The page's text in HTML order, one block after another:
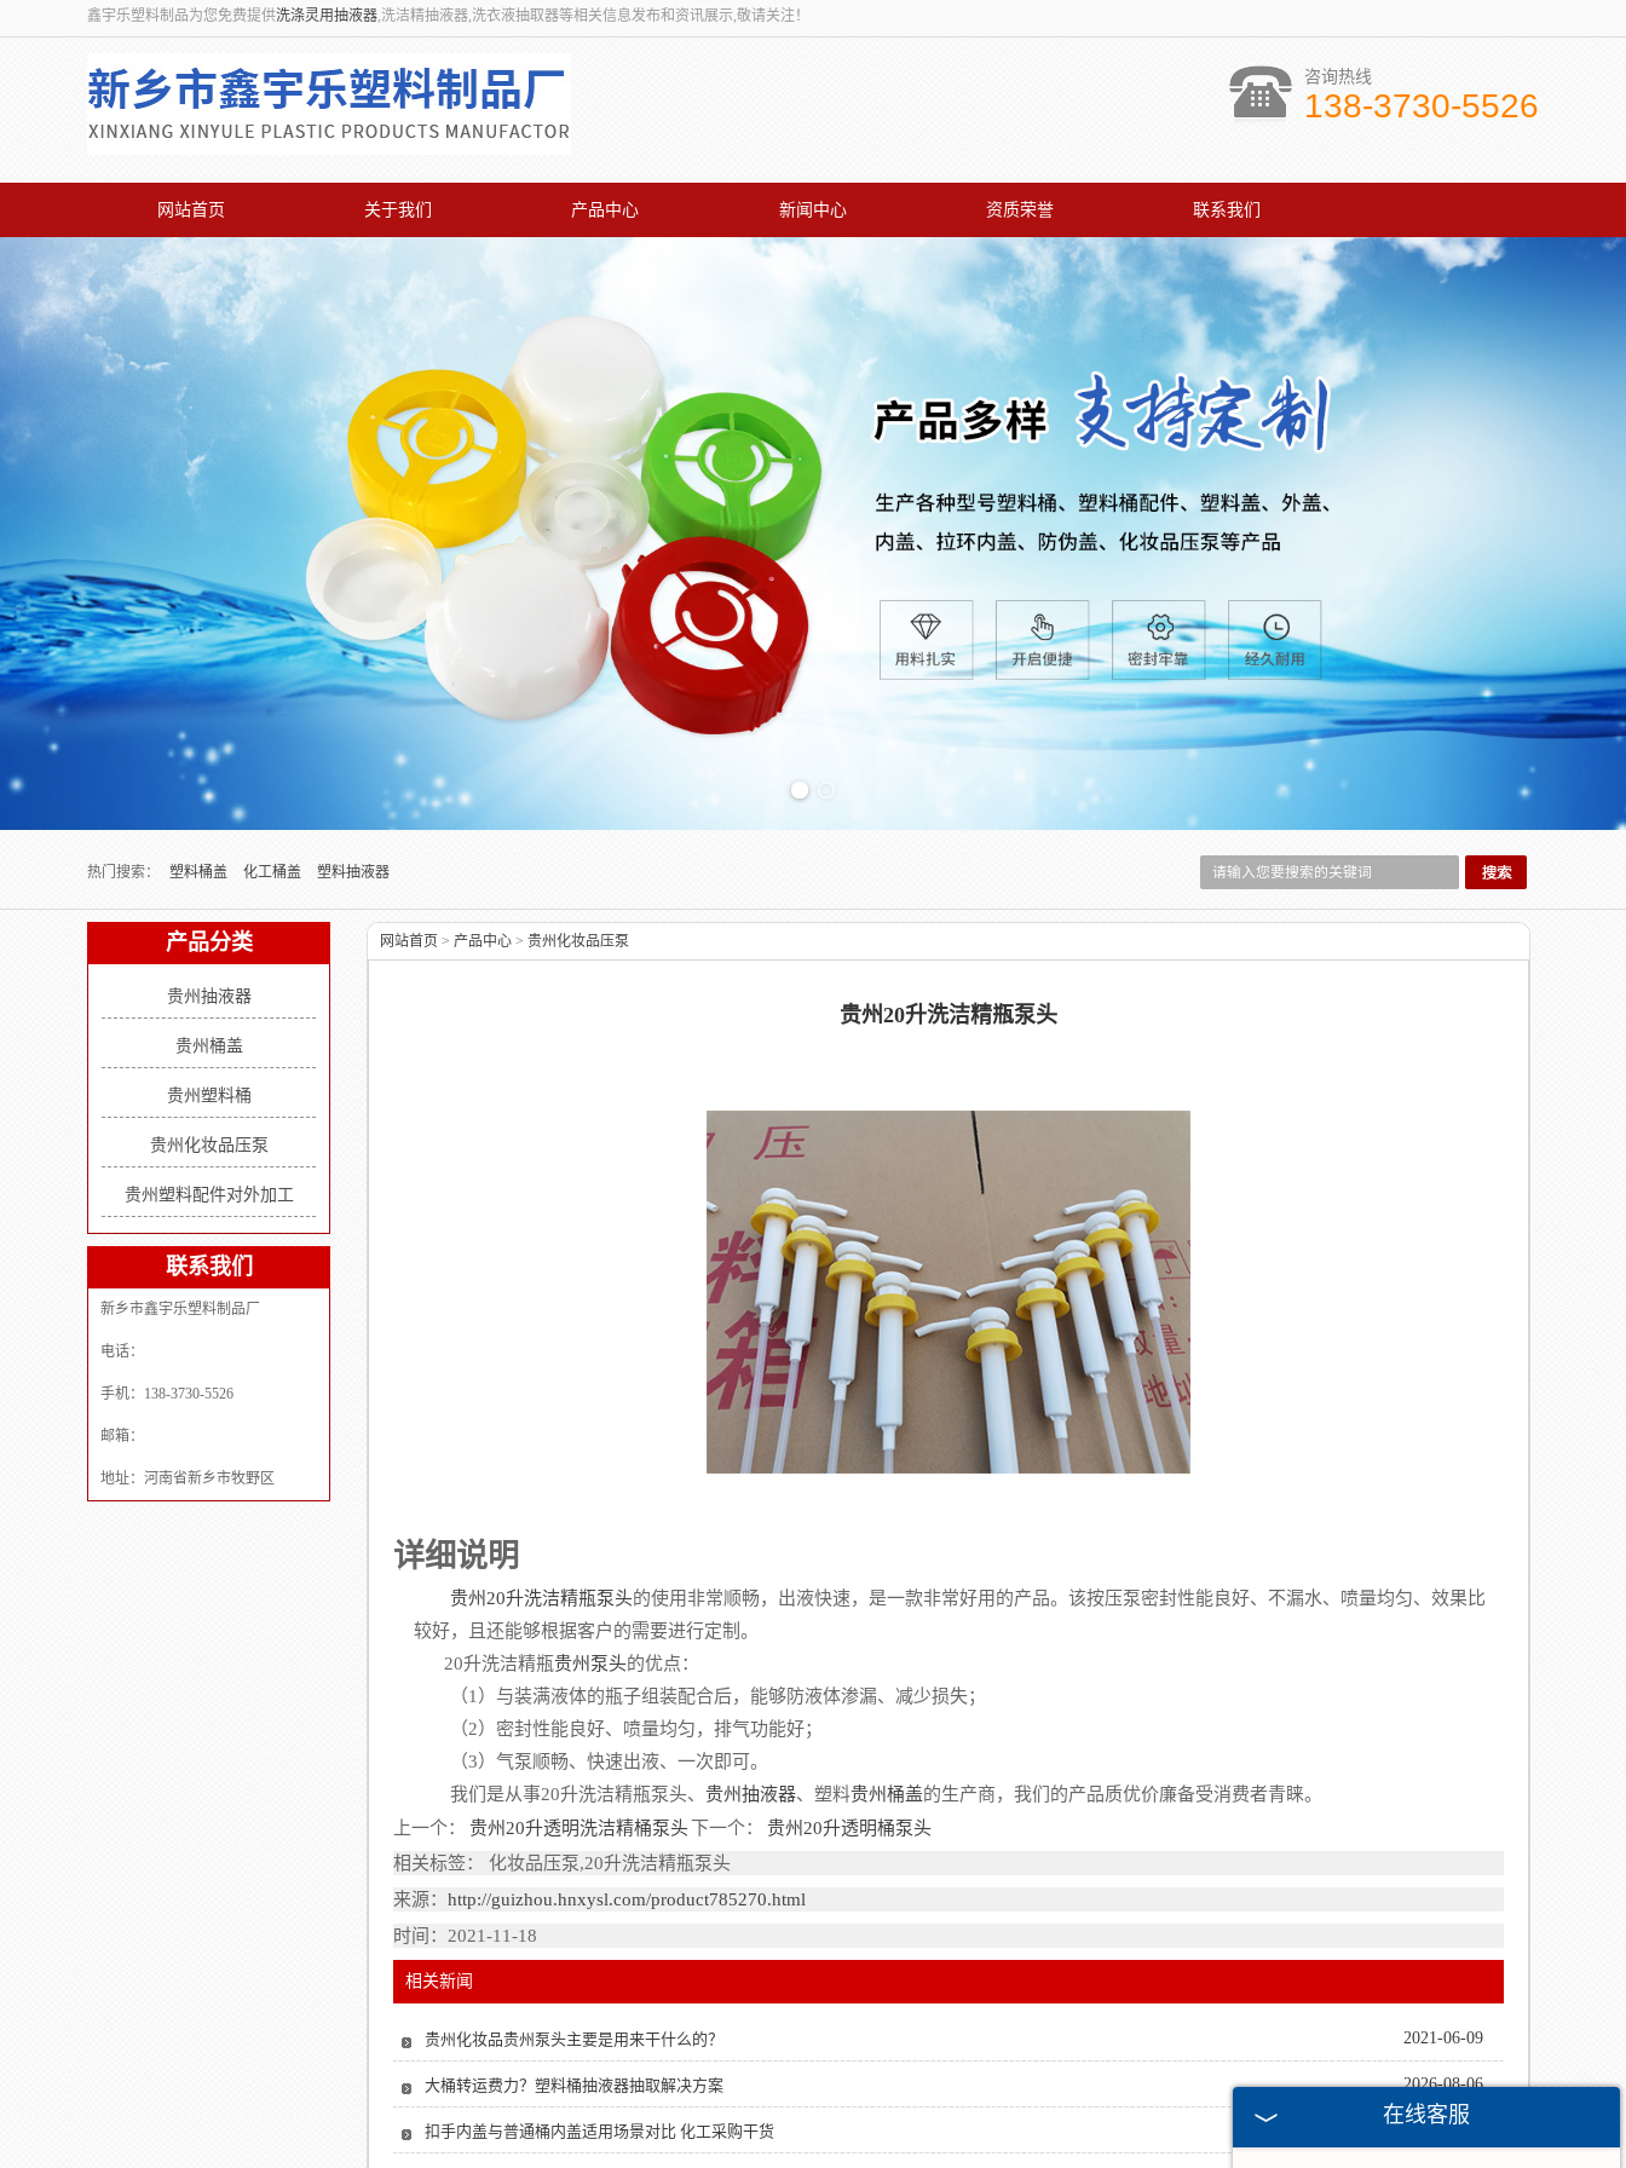
鑫宇乐塑料制品为您免费提供洗涤灵用抽液器,洗洁精抽液器,洗衣液抽取器等相关信息发布和资讯展示,敬请关注！
咨询热线
138-3730-5526
网站首页 关于我们 产品中心 新闻中心 资质荣誉 联系我们
热门搜索：
塑料桶盖 化工桶盖 塑料抽液器
产品分类
贵州抽液器
贵州桶盖
贵州塑料桶
贵州化妆品压泵
贵州塑料配件对外加工
联系我们
新乡市鑫宇乐塑料制品厂
电话：
手机：138-3730-5526
邮箱：
地址：河南省新乡市牧野区
网站首页 > 产品中心 > 贵州化妆品压泵
贵州20升洗洁精瓶泵头
详细说明
贵州20升洗洁精瓶泵头的使用非常顺畅，出液快速，是一款非常好用的产品。该按压泵密封性能良好、不漏水、喷量均匀、效果比
较好，且还能够根据客户的需要进行定制。
20升洗洁精瓶贵州泵头的优点：
（1）与装满液体的瓶子组装配合后，能够防液体渗漏、减少损失；
（2）密封性能良好、喷量均匀，排气功能好；
（3）气泵顺畅、快速出液、一次即可。
我们是从事20升洗洁精瓶泵头、 贵州抽液器、塑料贵州桶盖的生产商，我们的产品质优价廉备受消费者青睐。
上一个：
贵州20升透明洗洁精桶泵头 下一个：
贵州20升透明桶泵头
相关标签： 化妆品压泵,20升洗洁精瓶泵头
来源： http://guizhou.hnxysl.com/product785270.html
时间：2021-11-18
相关新闻
2021-06-09
贵州化妆品贵州泵头主要是用来干什么的？
2026-08-06
大桶转运费力？塑料桶抽液器抽取解决方案
2026-07-30
扣手内盖与普通桶内盖适用场景对比 化工采购干货
在线客服